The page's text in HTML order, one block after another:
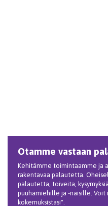
Otamme vastaan
Kehitämme toimintaamme ja
rakentavaa palautetta.
palautetta, toiveita,
puuhamiehille ja -naisille.
kokemuksistasi".